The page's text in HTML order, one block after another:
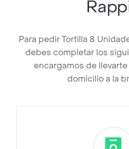
Para pedir Tortilla 8
debes completar los
encargamos de
domicilio a la